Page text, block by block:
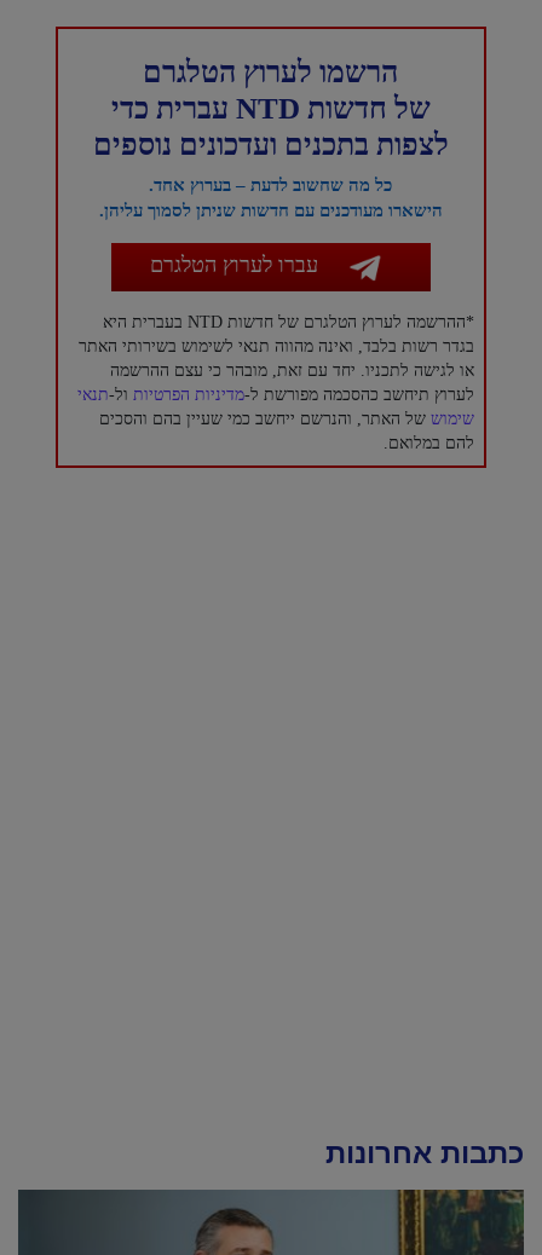
הרשמו לערוץ הטלגרם
של חדשות NTD עברית כדי
לצפות בתכנים ועדכונים נוספים
כל מה שחשוב לדעת – בערוץ אחד.
הישארו מעודכנים עם חדשות שניתן לסמוך עליהן.
עברו לערוץ הטלגרם
*ההרשמה לערוץ הטלגרם של חדשות NTD בעברית היא
בגדר רשות בלבד, ואינה מהווה תנאי לשימוש בשירותי האתר
או לגישה לתכניו. יחד עם זאת, מובהר כי עצם ההרשמה
לערוץ תיחשב כהסכמה מפורשת ל-מדיניות הפרטיות ול-תנאי
שימוש של האתר, והנרשם ייחשב כמי שעיין בהם והסכים
להם במלואם.
כתבות אחרונות